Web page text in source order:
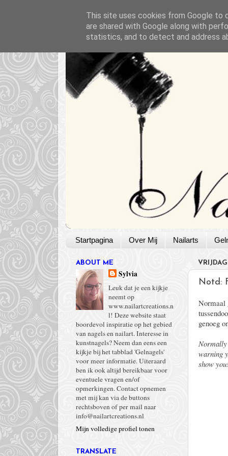
Startpagina Over Mij Nailarts
Notd:
Normaal
genoeg
warning
show
ABOUT ME
Sylvia
Leuk dat je een kijkje
neemt op
www.nailartcreations.n
l! Deze website staat
boordevol inspiratie op het gebied
van nagels en nailart. Interesse in
kunstnagels? Neem dan eens een
kijkje bij het tabblad 'Gelnagels'
voor meer informatie. Uiteraard
ben ik ook altijd bereikbaar voor
eventuele vragen en/of
opmerkingen. Contact opnemen
met mij kan via de buttons
rechtsboven of per mail naar
info@nailartcreations.nl
Mijn volledige profiel tonen
TRANSLATE
This site uses cookies from Google to
are shared with Google along with
statistics, and to detect and address